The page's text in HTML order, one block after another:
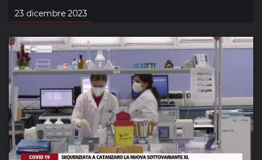
23 dicembre 2023